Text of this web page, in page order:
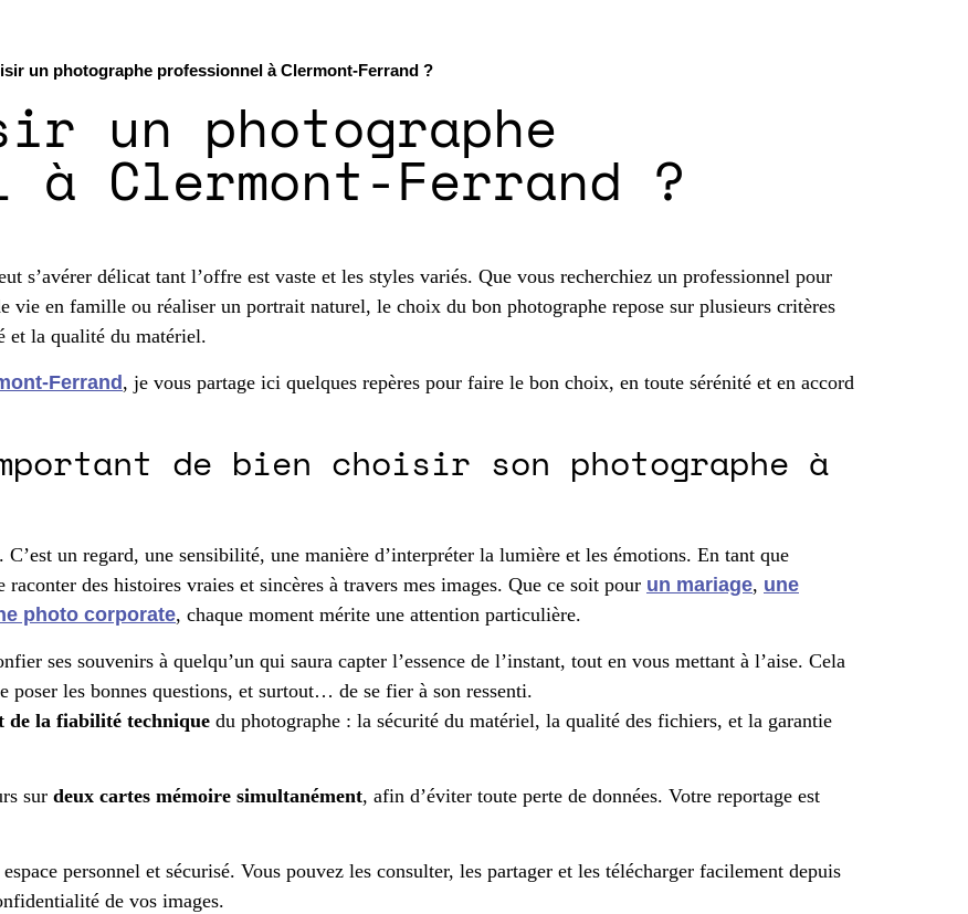
un photographe professionnel à Clermont-Ferrand ?
un photographe
à Clermont-Ferrand ?
s’avérer délicat tant l’offre est vaste et les styles variés. Que vous recherchiez un professionnel pour
vie en famille ou réaliser un portrait naturel, le choix du bon photographe repose sur plusieurs critères
et la qualité du matériel.
Ferrand, je vous partage ici quelques repères pour faire le bon choix, en toute sérénité et en accord
de bien choisir son photographe à
un regard, une sensibilité, une manière d’interpréter la lumière et les émotions. En tant que
raconter des histoires vraies et sincères à travers mes images. Que ce soit pour un mariage, une
photo corporate, chaque moment mérite une attention particulière.
ses souvenirs à quelqu’un qui saura capter l’essence de l’instant, tout en vous mettant à l’aise. Cela
poser les bonnes questions, et surtout… de se fier à son ressenti.
de la fiabilité technique du photographe : la sécurité du matériel, la qualité des fichiers, et la garantie
sur deux cartes mémoire simultanément, afin d’éviter toute perte de données. Votre reportage est
personnel et sécurisé. Vous pouvez les consulter, les partager et les télécharger facilement depuis
de vos images.